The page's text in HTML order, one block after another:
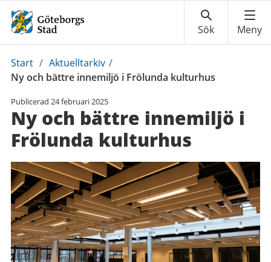
Du
är
Start / Aktuelltarkiv /
Ny och bättre innemiljö i Frölunda kulturhus
Publicerad 24 februari 2025
Ny och bättre innemiljö i
Frölunda kulturhus